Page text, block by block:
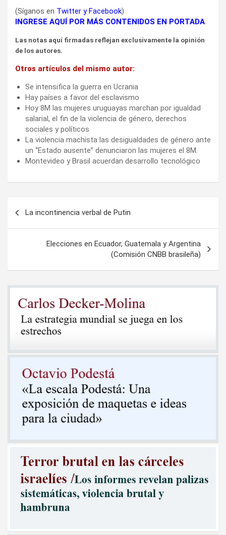
(Síganos en Twitter yFacebook)
INGRESE AQUÍ POR MÁS CONTENIDOS EN PORTADA
Las notas aquí firmadas reflejan exclusivamente la opinión
de los autores.
Otros artículos del mismo autor:
Se intensifica la guerra en Ucrania
Hay países a favor del esclavismo
Hoy 8M las mujeres uruguayas marchan por igualdad
salarial, el fin de la violencia de género, derechos
sociales y políticos
La violencia machista las desigualdades de género ante
un “Estado ausente” denunciaron las mujeres el 8M.
Montevideo y Brasil acuerdan desarrollo tecnológico
entradas
La incontinencia verbal de Putin
Elecciones en Ecuador, Guatemala y Argentina
(Comisión CNBB brasileña)